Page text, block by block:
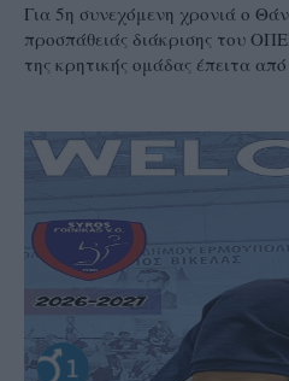
Για 5η συνεχόμενη χρονιά ο
προσπάθειάς διάκρισης του
της κρητικής ομάδας έπειτα